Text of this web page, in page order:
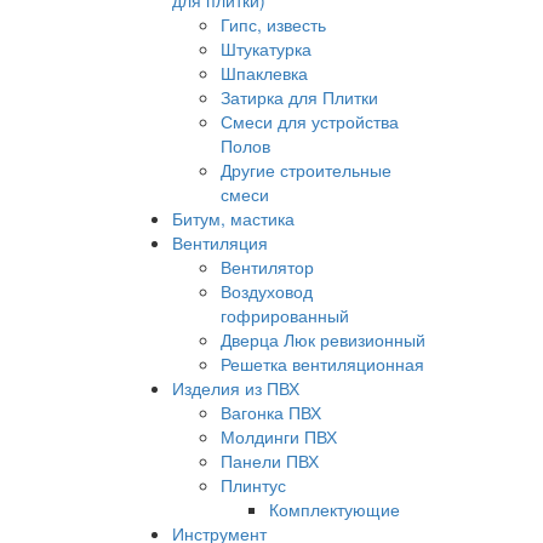
Гипс, известь
Штукатурка
Шпаклевка
Затирка для Плитки
Смеси для устройства
Полов
Другие строительные
смеси
Битум, мастика
Вентиляция
Вентилятор
Воздуховод
гофрированный
Дверца Люк ревизионный
Решетка вентиляционная
Изделия из ПВХ
Вагонка ПВХ
Молдинги ПВХ
Панели ПВХ
Плинтус
Комплектующие
Инструмент